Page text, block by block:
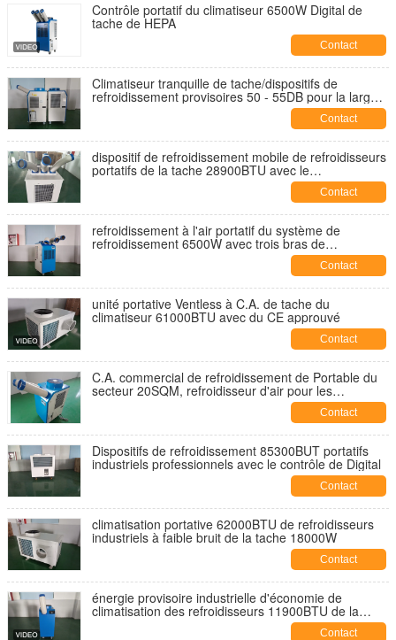
Contrôle portatif du climatiseur 6500W Digital de
tache de HEPA
Contact
Climatiseur tranquille de tache/dispositifs de
refroidissement provisoires 50 - 55DB pour la large
Contact
dispositif de refroidissement mobile de refroidisseurs
portatifs de la tache 28900BTU avec le
refroidissement de la puissance 8500W Contact
refroidissement à l'air portatif du système de
refroidissement 6500W avec trois bras de
Contact
unité portative Ventless à C.A. de tache du
climatiseur 61000BTU avec du CE approuvé
Contact
C.A. commercial de refroidissement de Portable du
secteur 20SQM, refroidisseur d'air pour les
Contact
Dispositifs de refroidissement 85300BUT portatifs
industriels professionnels avec le contrôle de Digital
Contact
climatisation portative 62000BTU de refroidisseurs
industriels à faible bruit de la tache 18000W
Contact
énergie provisoire industrielle d'économie de
climatisation des refroidisseurs 11900BTU de la
Contact